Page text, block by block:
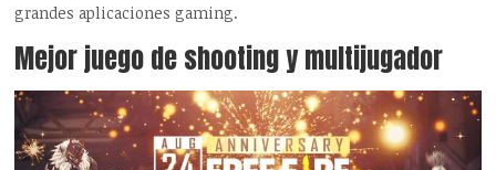
grandes aplicaciones gaming.
Mejor juego de shooting y multijugador